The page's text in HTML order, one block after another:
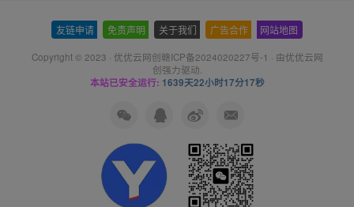
友链申请 免责声明 关于我们 广告合作 网站地图
Copyright © 2023 · 优优云网创赣ICP备2024020227号-1 · 由优优云网
创强力驱动.
本站已安全运行: 1639天22小时17分17秒